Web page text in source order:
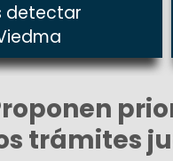
detectar
trámites